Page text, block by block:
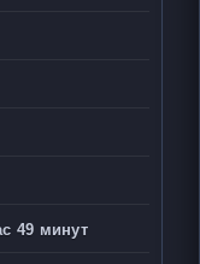
49 минут